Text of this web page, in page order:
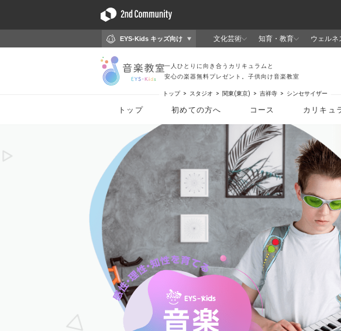
トップ スタジオ 関東(東京) 吉祥寺 シンセサイザー